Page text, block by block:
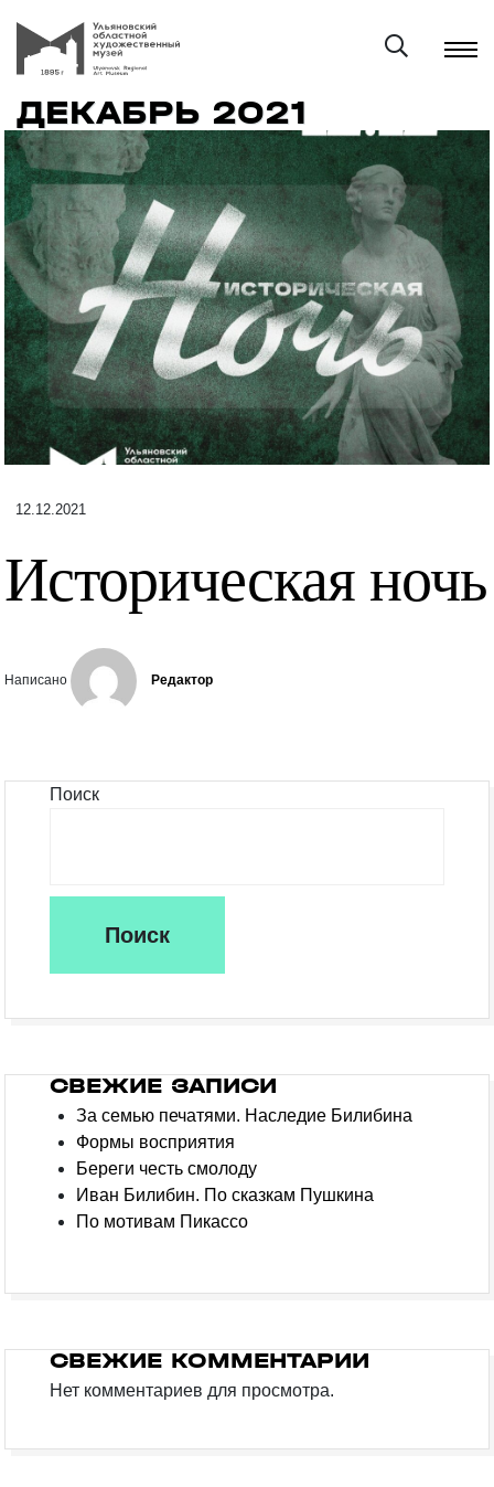
ДЕКАБРЬ 2021
12.12.2021
Историческая ночь
Написано Редактор
Поиск
Поиск
СВЕЖИЕ ЗАПИСИ
За семью печатями. Наследие Билибина
Формы восприятия
Береги честь смолоду
Иван Билибин. По сказкам Пушкина
По мотивам Пикассо
СВЕЖИЕ КОММЕНТАРИИ
Нет комментариев для просмотра.